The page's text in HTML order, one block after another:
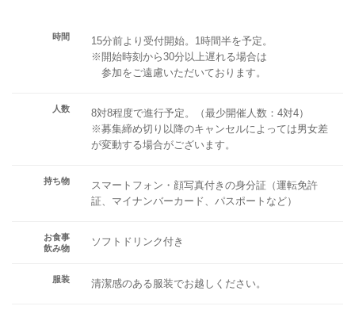
時間
15分前より受付開始。1時間半を予定。
※開始時刻から30分以上遅れる場合は
参加をご遠慮いただいております。
人数
8対8程度で進行予定。（最少開催人数：4対4）
※募集締め切り以降のキャンセルによっては男女差
が変動する場合がございます。
持ち物
スマートフォン・顔写真付きの身分証（運転免許
証、マイナンバーカード、パスポートなど）
お食事
飲み物
ソフトドリンク付き
服装 清潔感のある服装でお越しください。